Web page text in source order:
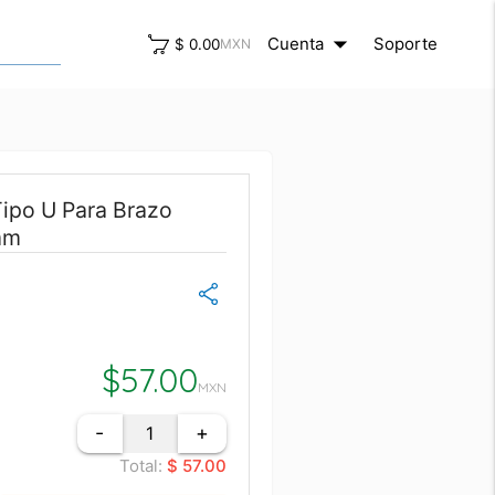
$ 0.00MXN Cuenta arrow_drop_down Soporte
U Para Brazo
$57.00MXN
- +
Total:$ 57.00